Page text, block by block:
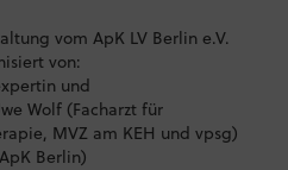
vom ApK LV Berlin e.V.
von:
und
Wolf (Facharzt für
MVZ am KEH und vpsg)
Berlin)